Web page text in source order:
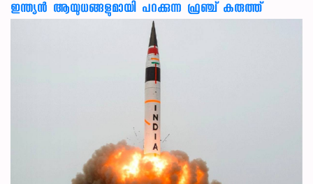
ഇന്ത്യൻ ആയുധങ്ങളുമായി പറക്കുന്ന ഫ്രഞ്ച് കരുത്ത്